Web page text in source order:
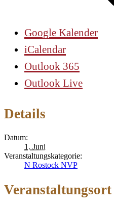
Google Kalender
iCalendar
Outlook 365
Outlook Live
Details
Datum:
1. Juni
Veranstaltungskategorie:
N Rostock NVP
Veranstaltungsort